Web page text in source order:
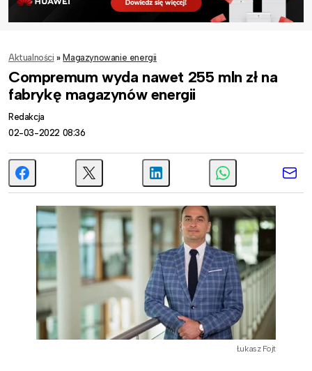
Aktualności » Magazynowanie energii
Compremum wyda nawet 255 mln zł na
fabrykę magazynów energii
Redakcja
02-03-2022 08:36
Łukasz Fojt